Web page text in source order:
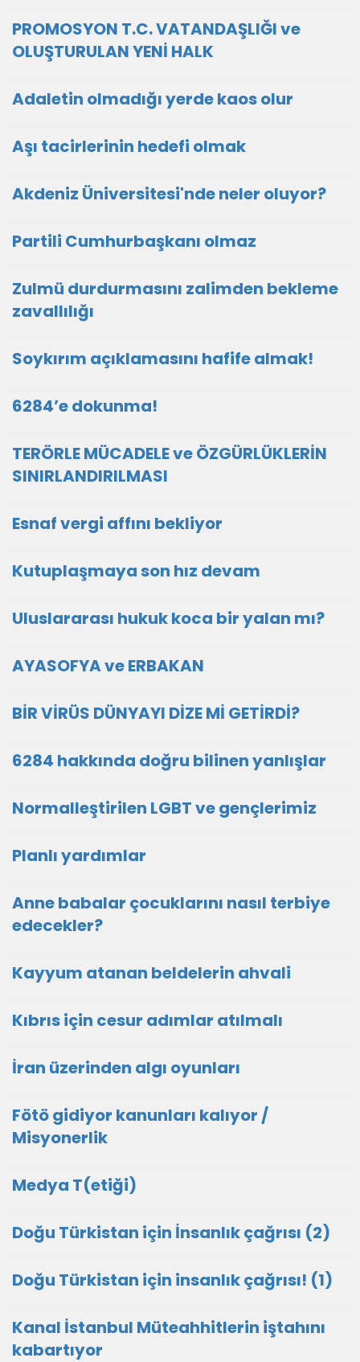
PROMOSYON T.C. VATANDAŞLIĞI ve
OLUŞTURULAN YENİ HALK
Adaletin olmadığı yerde kaos olur
Aşı tacirlerinin hedefi olmak
Akdeniz Üniversitesi'nde neler oluyor?
Partili Cumhurbaşkanı olmaz
Zulmü durdurmasını zalimden bekleme
zavallılığı
Soykırım açıklamasını hafife almak!
6284’e dokunma!
TERÖRLE MÜCADELE ve ÖZGÜRLÜKLERİN
SINIRLANDIRILMASI
Esnaf vergi affını bekliyor
Kutuplaşmaya son hız devam
Uluslararası hukuk koca bir yalan mı?
AYASOFYA ve ERBAKAN
BİR VİRÜS DÜNYAYI DİZE Mİ GETİRDİ?
6284 hakkında doğru bilinen yanlışlar
Normalleştirilen LGBT ve gençlerimiz
Planlı yardımlar
Anne babalar çocuklarını nasıl terbiye
edecekler?
Kayyum atanan beldelerin ahvali
Kıbrıs için cesur adımlar atılmalı
İran üzerinden algı oyunları
Fötö gidiyor kanunları kalıyor /
Misyonerlik
Medya T(etiği)
Doğu Türkistan için İnsanlık çağrısı (2)
Doğu Türkistan için insanlık çağrısı! (1)
Kanal İstanbul Müteahhitlerin iştahını
kabartıyor